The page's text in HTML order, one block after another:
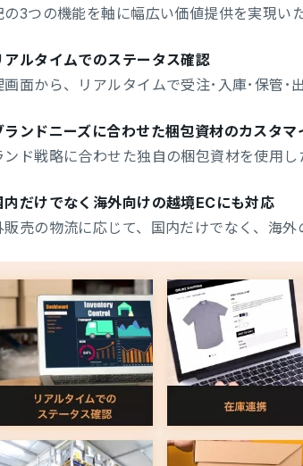
の3つの機能を軸に幅広い価値提供を実現いた
ルタイムでのステータス確認
画面から、リアルタイムで受注･入庫･保管･
ンドニーズに合わせた梱包資材のカスタマ
ンド戦略に合わせた独自の梱包資材を使用
だけでなく海外向けの越境ECにも対応
販売の物流に応じて、国内だけでなく、海